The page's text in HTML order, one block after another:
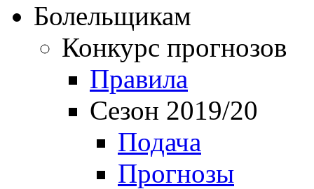
Болельщикам
Конкурс прогнозов
Правила
Сезон 2019/20
Подача
Прогнозы